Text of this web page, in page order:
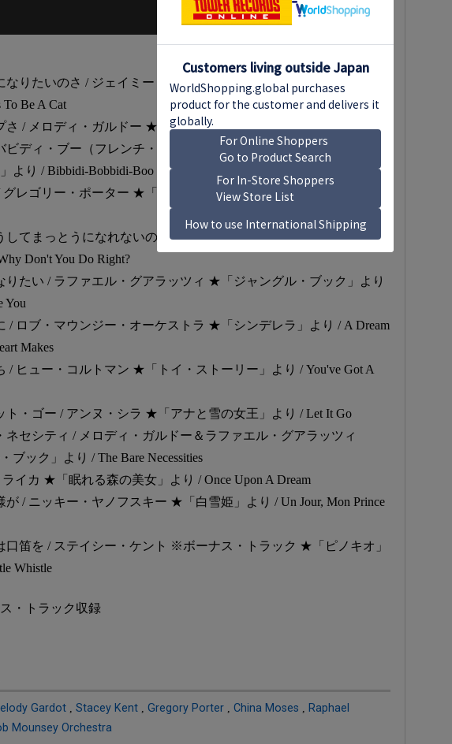
なりたいのさ / ジェイミー・カラム ★「おしゃれキャット」より /
To Be A Cat
さ / メロディ・ガルドー ★「わんわん物語」より / He's A Tramp
ビディ・ブー（フレンチ・ヴァージョン） / ステイシー・ケント
より / Bibbidi-Bobbidi-Boo
レゴリー・ポーター ★「ピノキオ」より / When You Wish Upon A
してまっとうになれないの / チャイナ・モーゼス ★「ロジャー・ラ
Don't You Do Right?
りたい / ラファエル・グアラッツィ ★「ジャングル・ブック」より
You
/ ロブ・マウンジー・オーケストラ ★「シンデレラ」より / A Dream
Makes
/ ヒュー・コルトマン ★「トイ・ストーリー」より / You've Got A
ト・ゴー / アンヌ・シラ ★「アナと雪の女王」より / Let It Go
ネセシティ / メロディ・ガルドー＆ラファエル・グアラッツィ
ブック」より / The Bare Necessities
ライカ ★「眠れる森の美女」より / Once Upon A Dream
が / ニッキー・ヤノフスキー ★「白雪姫」より / Un Jour, Mon Prince
口笛を / ステイシー・ケント ※ボーナス・トラック ★「ピノキオ」
Whistle
・トラック収録
Gardot Stacey Kent Gregory Porter China Moses
Raphael
Mounsey Orchestra